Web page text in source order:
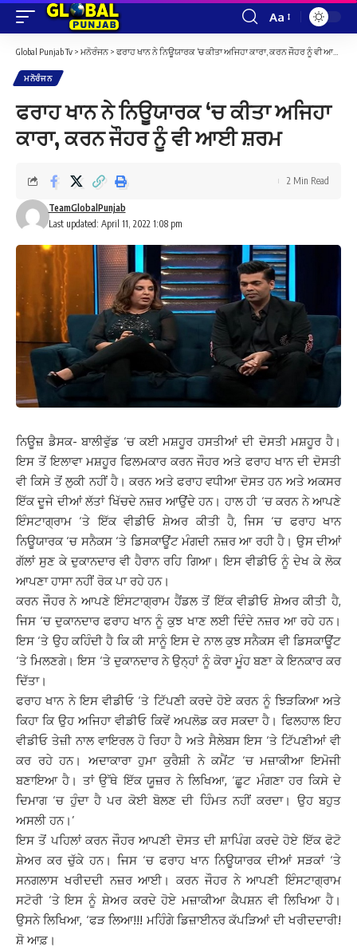
Font
Resizer
Aa
Global Punjab Tv > ਮਨੋਰੰਜਨ > ਫਰਾਹ ਖਾਨ ਨੇ ਨਿਊਯਾਰਕ ‘ਚ ਕੀਤਾ ਅਜਿਹਾ ਕਾਰਾ, ਕਰਨ ਜੌਹਰ ਨੂੰ ਵੀ ਆਈ ਸ਼ਰਮ
ਮਨੋਰੰਜਨ
ਫਰਾਹ ਖਾਨ ਨੇ ਨਿਊਯਾਰਕ ‘ਚ ਕੀਤਾ ਅਜਿਹਾ
ਕਾਰਾ, ਕਰਨ ਜੌਹਰ ਨੂੰ ਵੀ ਆਈ ਸ਼ਰਮ
Last updated: April 11, 2022 1:08 pm
TeamGlobalPunjab
2 Min Read
ਨਿਊਜ਼ ਡੈਸਕ- ਬਾਲੀਵੁੱਡ ‘ਚ ਕਈ ਮਸ਼ਹੂਰ ਹਸਤੀਆਂ ਦੀ ਦੋਸਤੀ ਮਸ਼ਹੂਰ ਹੈ।
ਇਸ ਤੋਂ ਇਲਾਵਾ ਮਸ਼ਹੂਰ ਫਿਲਮਕਾਰ ਕਰਨ ਜੌਹਰ ਅਤੇ ਫਰਾਹ ਖਾਨ ਦੀ ਦੋਸਤੀ
ਵੀ ਕਿਸੇ ਤੋਂ ਲੁਕੀ ਨਹੀਂ ਹੈ। ਕਰਨ ਅਤੇ ਫਰਾਹ ਵਧੀਆ ਦੋਸਤ ਹਨ ਅਤੇ ਅਕਸਰ
ਇੱਕ ਦੂਜੇ ਦੀਆਂ ਲੱਤਾਂ ਖਿੱਚਦੇ ਨਜ਼ਰ ਆਉਂਦੇ ਹਨ। ਹਾਲ ਹੀ ‘ਚ ਕਰਨ ਨੇ ਆਪਣੇ
ਇੰਸਟਾਗ੍ਰਾਮ ‘ਤੇ ਇੱਕ ਵੀਡੀਓ ਸ਼ੇਅਰ ਕੀਤੀ ਹੈ, ਜਿਸ ‘ਚ ਫਰਾਹ ਖਾਨ
ਨਿਊਯਾਰਕ ‘ਚ ਸਨੈਕਸ ‘ਤੇ ਡਿਸਕਾਊਂਟ ਮੰਗਦੀ ਨਜ਼ਰ ਆ ਰਹੀ ਹੈ। ਉਸ ਦੀਆਂ
ਗੱਲਾਂ ਸੁਣ ਕੇ ਦੁਕਾਨਦਾਰ ਵੀ ਹੈਰਾਨ ਰਹਿ ਗਿਆ। ਇਸ ਵੀਡੀਓ ਨੂੰ ਦੇਖ ਕੇ ਲੋਕ
ਆਪਣਾ ਹਾਸਾ ਨਹੀਂ ਰੋਕ ਪਾ ਰਹੇ ਹਨ।
ਕਰਨ ਜੌਹਰ ਨੇ ਆਪਣੇ ਇੰਸਟਾਗ੍ਰਾਮ ਹੈਂਡਲ ਤੋਂ ਇੱਕ ਵੀਡੀਓ ਸ਼ੇਅਰ ਕੀਤੀ ਹੈ,
ਜਿਸ ‘ਚ ਦੁਕਾਨਦਾਰ ਫਰਾਹ ਖਾਨ ਨੂੰ ਕੁਝ ਖਾਣ ਲਈ ਦਿੰਦੇ ਨਜ਼ਰ ਆ ਰਹੇ ਹਨ।
ਇਸ ‘ਤੇ ਉਹ ਕਹਿੰਦੀ ਹੈ ਕਿ ਕੀ ਸਾਨੂੰ ਇਸ ਦੇ ਨਾਲ ਕੁਝ ਸਨੈਕਸ ਵੀ ਡਿਸਕਾਊਂਟ
‘ਤੇ ਮਿਲਣਗੇ। ਇਸ ‘ਤੇ ਦੁਕਾਨਦਾਰ ਨੇ ਉਨ੍ਹਾਂ ਨੂੰ ਕੋਰਾ ਮੂੰਹ ਬਣਾ ਕੇ ਇਨਕਾਰ ਕਰ
ਦਿੱਤਾ।
ਫਰਾਹ ਖਾਨ ਨੇ ਇਸ ਵੀਡੀਓ ‘ਤੇ ਟਿੱਪਣੀ ਕਰਦੇ ਹੋਏ ਕਰਨ ਨੂੰ ਝਿੜਕਿਆ ਅਤੇ
ਕਿਹਾ ਕਿ ਉਹ ਅਜਿਹਾ ਵੀਡੀਓ ਕਿਵੇਂ ਅਪਲੋਡ ਕਰ ਸਕਦਾ ਹੈ। ਫਿਲਹਾਲ ਇਹ
ਵੀਡੀਓ ਤੇਜ਼ੀ ਨਾਲ ਵਾਇਰਲ ਹੋ ਰਿਹਾ ਹੈ ਅਤੇ ਸੈਲੇਬਸ ਇਸ ‘ਤੇ ਟਿੱਪਣੀਆਂ ਵੀ
ਕਰ ਰਹੇ ਹਨ। ਅਦਾਕਾਰਾ ਹੁਮਾ ਕੁਰੈਸ਼ੀ ਨੇ ਕਮੈਂਟ ‘ਚ ਮਜ਼ਾਕੀਆ ਇਮੋਜੀ
ਬਣਾਇਆ ਹੈ। ਤਾਂ ਉੱਥੇ ਇੱਕ ਯੂਜ਼ਰ ਨੇ ਲਿਖਿਆ, ‘ਛੂਟ ਮੰਗਣਾ ਹਰ ਕਿਸੇ ਦੇ
ਦਿਮਾਗ ‘ਚ ਹੁੰਦਾ ਹੈ ਪਰ ਕੋਈ ਬੋਲਣ ਦੀ ਹਿੰਮਤ ਨਹੀਂ ਕਰਦਾ। ਉਹ ਬਹੁਤ
ਅਸਲੀ ਹਨ।’
ਇਸ ਤੋਂ ਪਹਿਲਾਂ ਕਰਨ ਜੌਹਰ ਆਪਣੀ ਦੋਸਤ ਦੀ ਸ਼ਾਪਿੰਗ ਕਰਦੇ ਹੋਏ ਇੱਕ ਫੋਟੋ
ਸ਼ੇਅਰ ਕਰ ਚੁੱਕੇ ਹਨ। ਜਿਸ ‘ਚ ਫਰਾਹ ਖਾਨ ਨਿਊਯਾਰਕ ਦੀਆਂ ਸੜਕਾਂ ‘ਤੇ
ਸਨਗਲਾਸ ਖਰੀਦਦੀ ਨਜ਼ਰ ਆਈ। ਕਰਨ ਜੌਹਰ ਨੇ ਆਪਣੀ ਇੰਸਟਾਗ੍ਰਾਮ
ਸਟੋਰੀ ‘ਤੇ ਇਸ ਨੂੰ ਸ਼ੇਅਰ ਕਰਦੇ ਹੋਏ ਮਜ਼ਾਕੀਆ ਕੈਪਸ਼ਨ ਵੀ ਲਿਖਿਆ ਹੈ।
ਉਸਨੇ ਲਿਖਿਆ, ‘ਫੜ ਲਿਆ!!! ਮਹਿੰਗੇ ਡਿਜ਼ਾਈਨਰ ਕੱਪੜਿਆਂ ਦੀ ਖਰੀਦਦਾਰੀ!
ਸ਼ੋ ਆਫ਼।